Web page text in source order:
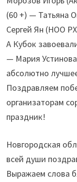
(60 +) — Татьяна
Сергей Ян (НОО
А Кубок
— Мария
абсолютно
Поздравляем
организаторам
праздник!
Новгородская
всей души
Выражаем слова